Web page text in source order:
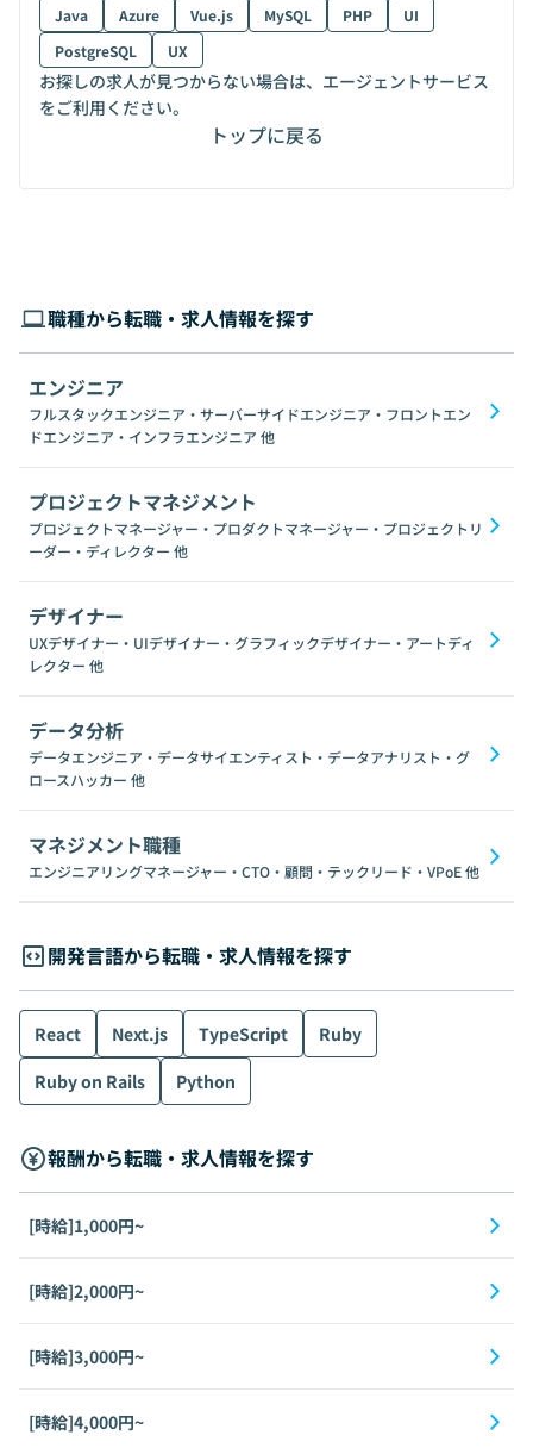
Java
Azure Vue.js MySQL PHP
UI
PostgreSQL
UX
お探しの求人が見つからない場合は、エージェントサービス
をご利用ください。
トップに戻る
職種から転職・求人情報を探す
エンジニア
フルスタックエンジニア・サーバーサイドエンジニア・フロントエン
ドエンジニア・インフラエンジニア 他
プロジェクトマネジメント
プロジェクトマネージャー・プロダクトマネージャー・プロジェクトリ
ーダー・ディレクター 他
デザイナー
UXデザイナー・UIデザイナー・グラフィックデザイナー・アートディ
レクター 他
データ分析
データエンジニア・データサイエンティスト・データアナリスト・グ
ロースハッカー 他
マネジメント職種
エンジニアリングマネージャー・CTO・顧問・テックリード・VPoE他
開発言語から転職・求人情報を探す
React Next.js TypeScript
Ruby
Ruby on Rails
Python
報酬から転職・求人情報を探す
[時給]1,000円~
[時給]2,000円~
[時給]3,000円~
[時給]4,000円~